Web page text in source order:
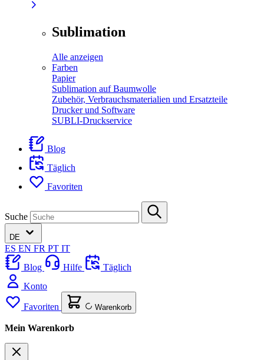
Sublimation
Alle anzeigen
Farben
Papier
Sublimation auf Baumwolle
Zubehör, Verbrauchsmaterialien und Ersatzteile
Drucker und Software
SUBLI-Druckservice
Blog
Täglich
Favoriten
Suche
DE
ES EN FR PT IT
Blog
Hilfe
Täglich
Konto
Favoriten Warenkorb
Mein Warenkorb